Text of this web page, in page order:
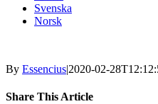
Svenska
Norsk
By Essencius|2020-02-
Share This Article